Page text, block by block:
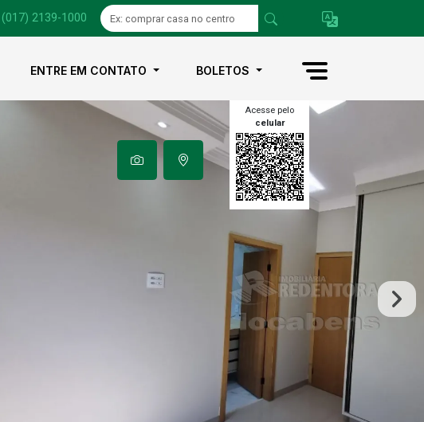
(017) 2139-1000
ENTRE EM CONTATO BOLETOS
Acesse pelo
celular